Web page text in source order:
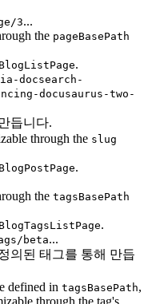
3...
the pageBasePath
BlogListPage.
docsearch-
docusaurus-two-
듭니다.
through the slug
.
the tagsBasePath
.
beta...
의된 태그를 통해 만듭
defined in tagsBasePath,
through the tag's